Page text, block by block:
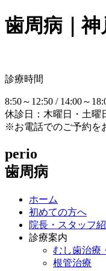
歯周病｜神
診療時間
8:50～12:50 / 14:00～
休診日：木曜日・土曜
※お電話でのご予約を
perio
歯周病
ホーム
初めての方へ
院長・スタッフ
診療案内
むし歯治療
根管治療